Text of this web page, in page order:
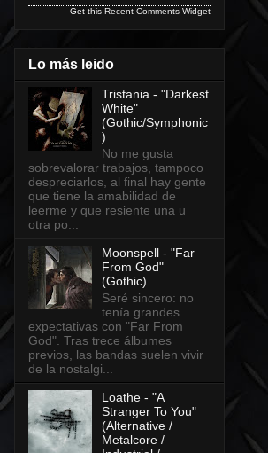
Get this Recent Comments Widget
Lo más leido
Tristania - "Darkest
White"
(Gothic/Symphonic
)
No me gusta
sobrevalorar trabajos, tampoco
despreciarlos, al final hay gente
que tiene la amabilidad de
leerme y que resiente una u
otra po...
Moonspell - "Far
From God"
(Gothic)
Seré sincero: no
tenía grandes
expectativas con "Far From
God". Tras trece álbumes
previos, las bandas suelen vivir
de la nostalgi...
Loathe - "A
Stranger To You"
(Alternative /
Metalcore /